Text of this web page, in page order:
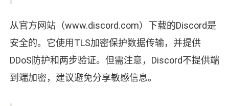
从官方网站（www.discord.com）下载的Discord是
安全的。它使用TLS加密保护数据传输，并提供
DDoS防护和两步验证。但需注意，Discord不提供端
到端加密，建议避免分享敏感信息。